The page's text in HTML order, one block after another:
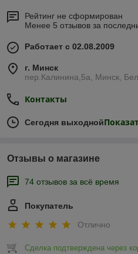
Рейтинг не сформирован
Менее 5 отзывов за
Работает с 02.08.2009
г. Минск
пер.Калинина,5а, Минск,
Контакты
Сегодня выходной
Отзывы о магазине
74 отзывов за всё время
Покупатель
Отлично
Сделка подтверждена через